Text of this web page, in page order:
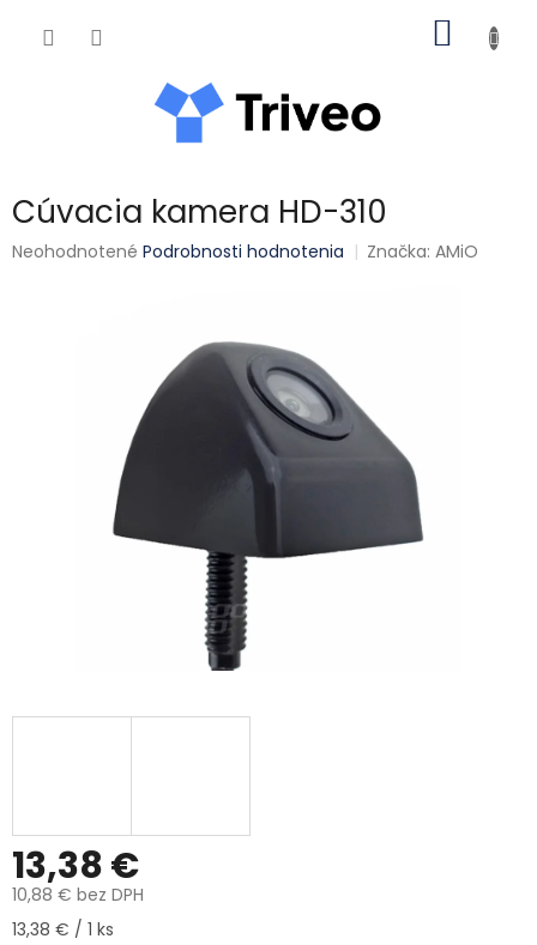
Cúvacia kamera HD-310
Priemerné hodnotenie produktu je 0,0 z 5 hviezdičiek.
Neohodnotené Podrobnosti hodnotenia Značka:AMiO
13,38 €
10,88 € bez DPH
Jednotková cena:
13,38 € / 1 ks